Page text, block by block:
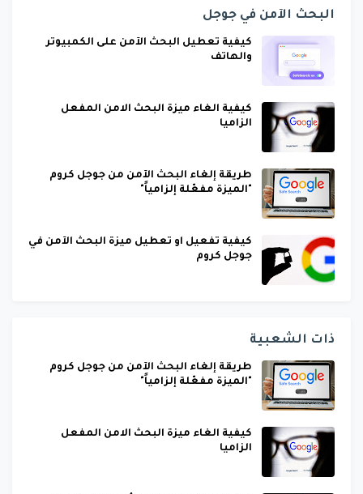
البحث الآمن في جوجل
كيفية تعطيل البحث الآمن على الكمبيوتر
والهاتف
كيفية الغاء ميزة البحث الامن المفعل
الزاميا
طريقة إلغاء البحث الآمن من جوجل كروم
"الميزة مفعّلة إلزامياً"
كيفية تفعيل او تعطيل ميزة البحث الآمن في
جوجل كروم
ذات الشعبية
طريقة إلغاء البحث الآمن من جوجل كروم
"الميزة مفعّلة إلزامياً"
كيفية الغاء ميزة البحث الامن المفعل
الزاميا